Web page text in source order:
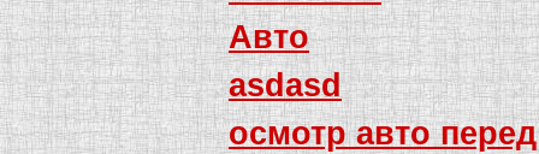
Авто
asdasd
осмотр авто